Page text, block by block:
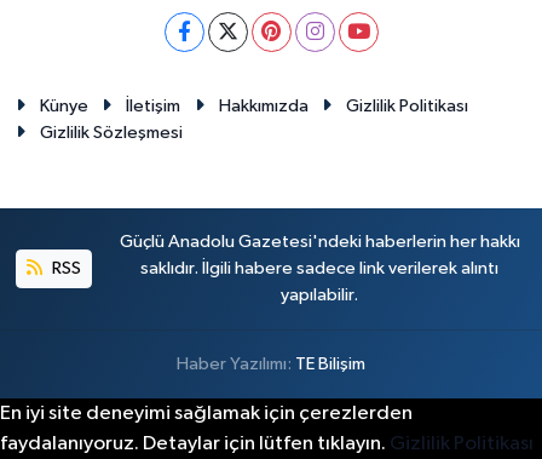
Künye İletişim Hakkımızda
Gizlilik Politikası
Gizlilik Sözleşmesi
RSS
Güçlü Anadolu Gazetesi'ndeki haberlerin her hakkı
saklıdır. İlgili habere sadece link verilerek alıntı
yapılabilir.
Haber Yazılımı: TE Bilişim
En iyi site deneyimi sağlamak için çerezlerden
faydalanıyoruz. Detaylar için lütfen tıklayın. Gizlilik Politikası